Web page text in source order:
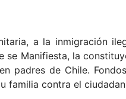
a la inmigración
se Manifiesta, la
padres de Chile.
familia contra el